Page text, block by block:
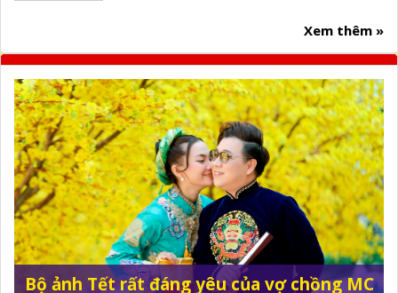
Xem thêm »
Bộ ảnh Tết rất đáng yêu của vợ chồng MC